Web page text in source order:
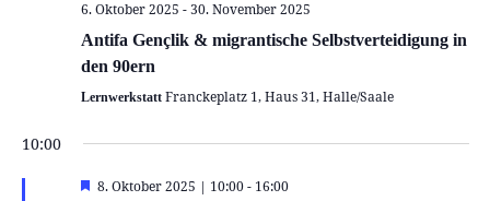
6. Oktober 2025 -30. November 2025
Antifa Gençlik & migrantische Selbstverteidigung in
den 90ern
Lernwerkstatt Franckeplatz 1, Haus 31, Halle/Saale
10:00
Hervorgehoben
8. Oktober 2025 | 10:00- 16:00